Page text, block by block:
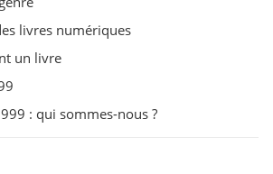
livres numériques
un livre
: qui sommes-nous ?